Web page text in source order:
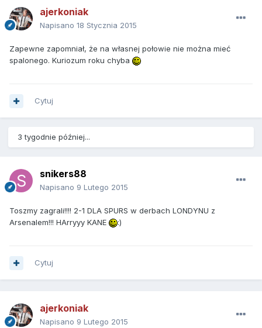
ajerkoniak
Napisano 18 Stycznia 2015
Zapewne zapomniał, że na własnej połowie nie można mieć
spalonego. Kuriozum roku chyba
Cytuj
3 tygodnie później...
snikers88
Napisano 9 Lutego 2015
Toszmy zagrali!!!! 2-1 DLA SPURS w derbach LONDYNU z
Arsenalem!!! HArryyy KANE
:)
Cytuj
ajerkoniak
Napisano 9 Lutego 2015